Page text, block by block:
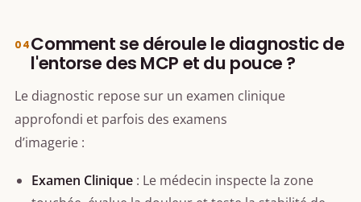
Comment se déroule le diagnostic de
l'entorse des MCP et du pouce ?
Le diagnostic repose sur un examen clinique
approfondi et parfois des examens
d’imagerie :
Examen Clinique : Le médecin inspecte la zone